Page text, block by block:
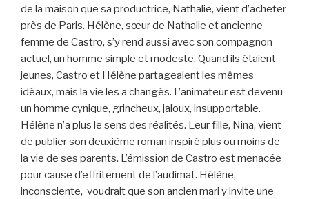
de la maison que sa productrice, Nathalie, vient d’acheter
près de Paris. Hélène, sœur de Nathalie et ancienne
femme de Castro, s’y rend aussi avec son compagnon
actuel, un homme simple et modeste. Quand ils étaient
jeunes, Castro et Hélène partageaient les mêmes
idéaux, mais la vie les a changés. L’animateur est devenu
un homme cynique, grincheux, jaloux, insupportable.
Hélène n’a plus le sens des réalités. Leur fille, Nina, vient
de publier son deuxième roman inspiré plus ou moins de
la vie de ses parents. L’émission de Castro est menacée
pour cause d’effritement de l’audimat. Hélène,
inconsciente, voudrait que son ancien mari y invite une